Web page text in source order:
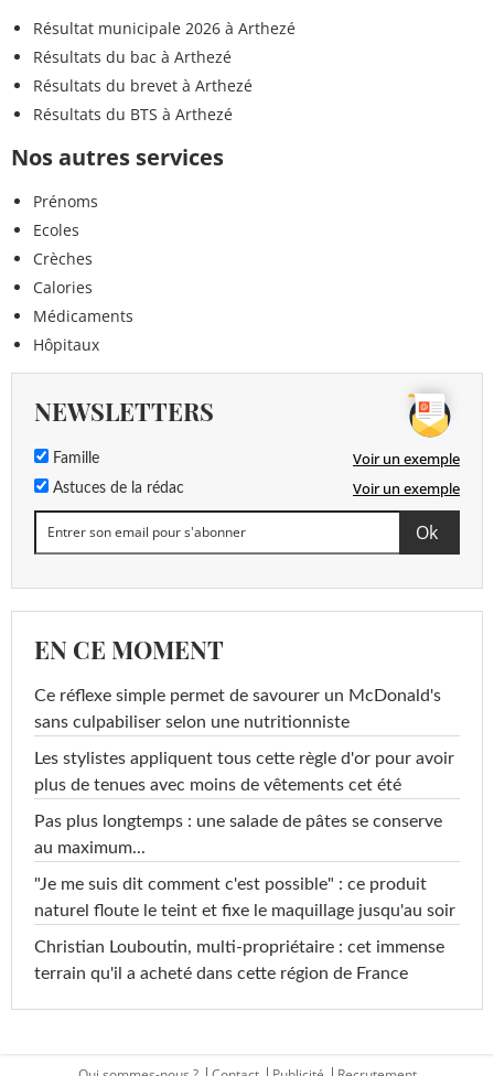
Résultat municipale 2026 à Arthezé
Résultats du bac à Arthezé
Résultats du brevet à Arthezé
Résultats du BTS à Arthezé
Nos autres services
Prénoms
Ecoles
Crèches
Calories
Médicaments
Hôpitaux
NEWSLETTERS
Famille Voir un exemple
Astuces de la rédac Voir un exemple
EN CE MOMENT
Ce réflexe simple permet de savourer un McDonald's
sans culpabiliser selon une nutritionniste
Les stylistes appliquent tous cette règle d'or pour avoir
plus de tenues avec moins de vêtements cet été
Pas plus longtemps : une salade de pâtes se conserve
au maximum...
"Je me suis dit comment c'est possible" : ce produit
naturel floute le teint et fixe le maquillage jusqu'au soir
Christian Louboutin, multi-propriétaire : cet immense
terrain qu'il a acheté dans cette région de France